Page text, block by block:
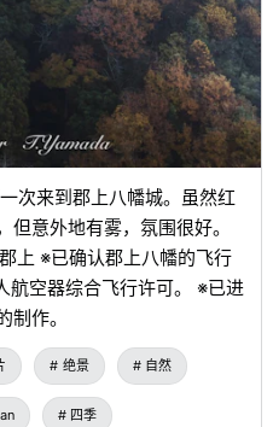
意外地有雾，氛围很好。
飞行
航空器综合飞行许可。 ※已进
作。
绝景 自然
四季